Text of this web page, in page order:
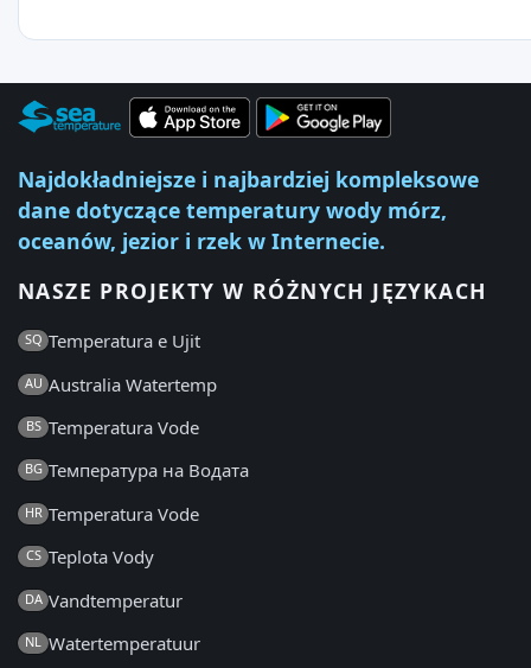
Najdokładniejsze i najbardziej kompleksowe
dane dotyczące temperatury wody mórz,
oceanów, jezior i rzek w Internecie.
NASZE PROJEKTY W RÓŻNYCH JĘZYKACH
SQ Temperatura e Ujit
AU Australia Watertemp
BS Temperatura Vode
BG Температура на Водата
HR Temperatura Vode
CS Teplota Vody
DA Vandtemperatur
NL Watertemperatuur